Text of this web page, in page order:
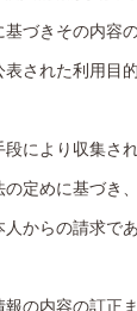
づきその内容
された利用目
段により収集さ
定めに基づき
からの請求で
の内容の訂正